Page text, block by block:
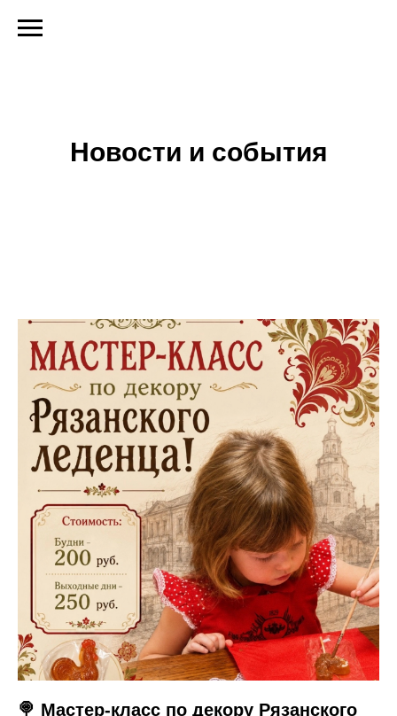
Новости и события
🍭 Мастер-класс по декору Рязанского